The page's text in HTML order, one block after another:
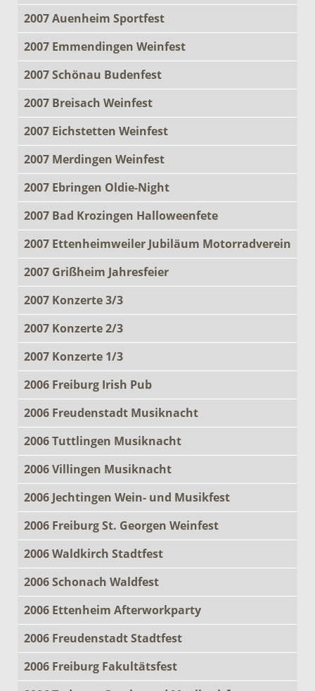
2007 Auenheim Sportfest
2007 Emmendingen Weinfest
2007 Schönau Budenfest
2007 Breisach Weinfest
2007 Eichstetten Weinfest
2007 Merdingen Weinfest
2007 Ebringen Oldie-Night
2007 Bad Krozingen Halloweenfete
2007 Ettenheimweiler Jubiläum Motorradverein
2007 Grißheim Jahresfeier
2007 Konzerte 3/3
2007 Konzerte 2/3
2007 Konzerte 1/3
2006 Freiburg Irish Pub
2006 Freudenstadt Musiknacht
2006 Tuttlingen Musiknacht
2006 Villingen Musiknacht
2006 Jechtingen Wein- und Musikfest
2006 Freiburg St. Georgen Weinfest
2006 Waldkirch Stadtfest
2006 Schonach Waldfest
2006 Ettenheim Afterworkparty
2006 Freudenstadt Stadtfest
2006 Freiburg Fakultätsfest